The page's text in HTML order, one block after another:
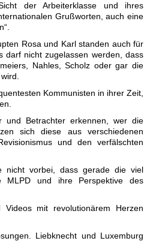
der Arbeiterklasse und ihres
Grußworten, auch eine
Rosa und Karl standen auch für
darf nicht zugelassen werden, dass
Nahles, Scholz oder gar die
Kommunisten in ihrer Zeit,
und Betrachter erkennen, wer die
sich diese aus verschiedenen
und den verfälschten
nicht vorbei, dass gerade die viel
MLPD und ihre Perspektive des
mit revolutionärem Herzen
Liebknecht und Luxemburg